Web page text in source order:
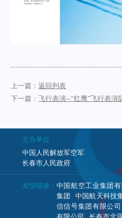
上一篇：返回列表
下一篇：飞行表演--“红鹰”飞行表演
主办单位
中国人民解放军空军
长春市人民政府
友情链接： 中国航空工业集团有
集团
中国航天科技
信信号集团有限公司
有限公司
长春市北